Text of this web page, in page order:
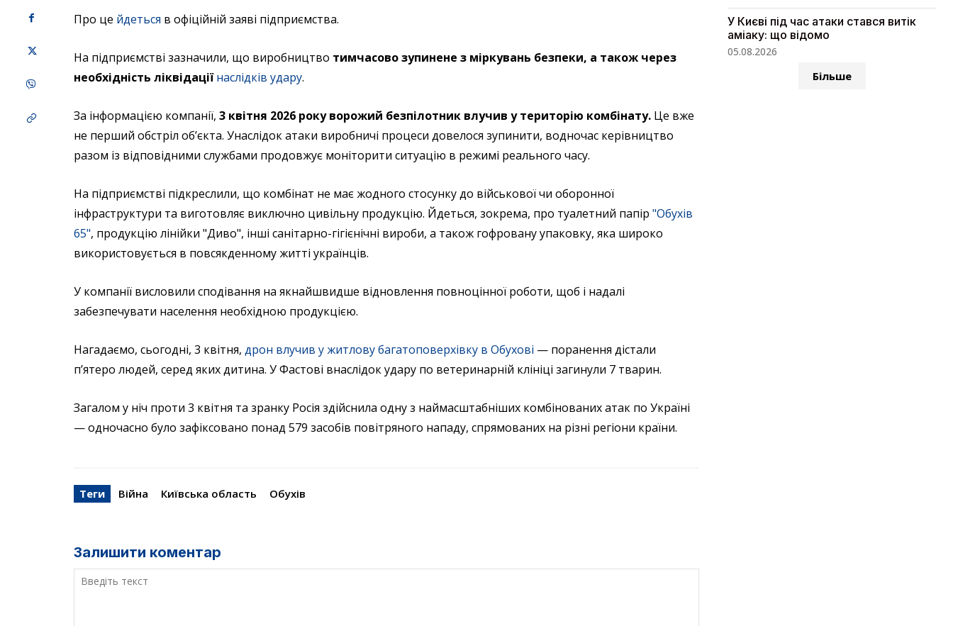
Про це йдеться в офіційній заяві підприємства.
На підприємстві зазначили, що виробництво тимчасово зупинене з міркувань безпеки, а також через
необхідність ліквідації наслідків удару.
За інформацією компанії, 3 квітня 2026 року ворожий безпілотник влучив у територію комбінату. Це вже
не перший обстріл об’єкта. Унаслідок атаки виробничі процеси довелося зупинити, водночас керівництво
разом із відповідними службами продовжує моніторити ситуацію в режимі реального часу.
На підприємстві підкреслили, що комбінат не має жодного стосунку до військової чи оборонної
інфраструктури та виготовляє виключно цивільну продукцію. Йдеться, зокрема, про туалетний папір"Обухів
65", продукцію лінійки "Диво", інші санітарно-гігієнічні вироби, а також гофровану упаковку, яка широко
використовується в повсякденному житті українців.
У компанії висловили сподівання на якнайшвидше відновлення повноцінної роботи, щоб і надалі
забезпечувати населення необхідною продукцією.
Нагадаємо, сьогодні, 3 квітня, дрон влучив у житлову багатоповерхівку в Обухові — поранення дістали
п’ятеро людей, серед яких дитина. У Фастові внаслідок удару по ветеринарній клініці загинули 7 тварин.
Загалом у ніч проти 3 квітня та зранку Росія здійснила одну з наймасштабніших комбінованих атак по Україні
— одночасно було зафіксовано понад 579 засобів повітряного нападу, спрямованих на різні регіони країни.
Теги Війна Київська область Обухів
Залишити коментар
У Києві під час атаки стався витік
аміаку: що відомо
05.08.2026
Більше